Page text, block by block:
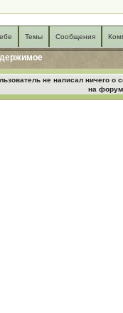
Темы Сообщения
не написал ничего о
на